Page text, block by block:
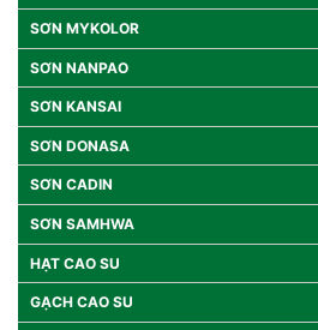
SƠN MYKOLOR
SƠN NANPAO
SƠN KANSAI
SƠN DONASA
SƠN CADIN
SƠN SAMHWA
HẠT CAO SU
GẠCH CAO SU